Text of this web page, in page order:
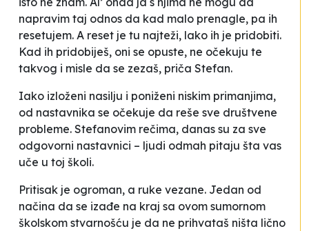
napravim taj odnos da kad malo prenagle, pa ih
resetujem. A reset je tu najteži, lako ih je pridobiti.
Kad ih pridobiješ, oni se opuste, ne očekuju te
takvog i misle da se zezaš, priča Stefan.
Iako izloženi nasilju i poniženi niskim primanjima,
od nastavnika se očekuje da reše sve društvene
probleme. Stefanovim rečima, danas su za sve
odgovorni nastavnici – ljudi odmah pitaju šta vas
uče u toj školi.
Pritisak je ogroman, a ruke vezane. Jedan od
načina da se izađe na kraj sa ovom sumornom
školskom stvarnošću je da ne prihvataš ništa lično